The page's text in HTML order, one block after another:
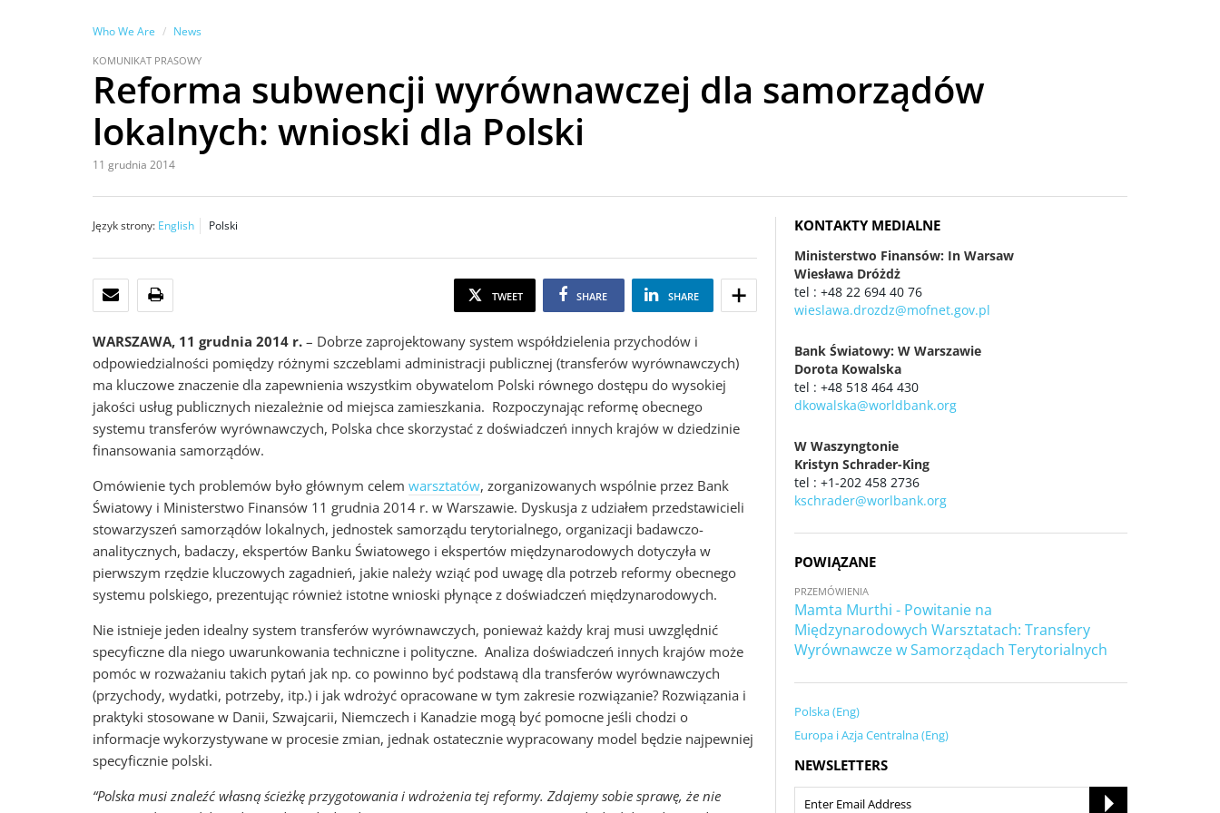
Who We Are News
KOMUNIKAT PRASOWY
Reforma subwencji wyrównawczej dla samorządów
lokalnych: wnioski dla Polski
11 grudnia 2014
Język strony: English Polski
E-MAIL TWEET SHARE SHARE
WARSZAWA, 11 grudnia 2014 r. – Dobrze zaprojektowany system współdzielenia przychodów i
odpowiedzialności pomiędzy różnymi szczeblami administracji publicznej (transferów wyrównawczych)
ma kluczowe znaczenie dla zapewnienia wszystkim obywatelom Polski równego dostępu do wysokiej
jakości usług publicznych niezależnie od miejsca zamieszkania. Rozpoczynając reformę obecnego
systemu transferów wyrównawczych, Polska chce skorzystać z doświadczeń innych krajów w dziedzinie
finansowania samorządów.
Omówienie tych problemów było głównym celem warsztatów, zorganizowanych wspólnie przez Bank
Światowy i Ministerstwo Finansów 11 grudnia 2014 r. w Warszawie. Dyskusja z udziałem przedstawicieli
stowarzyszeń samorządów lokalnych, jednostek samorządu terytorialnego, organizacji badawczo-
analitycznych, badaczy, ekspertów Banku Światowego i ekspertów międzynarodowych dotyczyła w
pierwszym rzędzie kluczowych zagadnień, jakie należy wziąć pod uwagę dla potrzeb reformy obecnego
systemu polskiego, prezentując również istotne wnioski płynące z doświadczeń międzynarodowych.
Nie istnieje jeden idealny system transferów wyrównawczych, ponieważ każdy kraj musi uwzględnić
specyficzne dla niego uwarunkowania techniczne i polityczne. Analiza doświadczeń innych krajów może
pomóc w rozważaniu takich pytań jak np. co powinno być podstawą dla transferów wyrównawczych
(przychody, wydatki, potrzeby, itp.) i jak wdrożyć opracowane w tym zakresie rozwiązanie? Rozwiązania i
praktyki stosowane w Danii, Szwajcarii, Niemczech i Kanadzie mogą być pomocne jeśli chodzi o
informacje wykorzystywane w procesie zmian, jednak ostatecznie wypracowany model będzie najpewniej
specyficznie polski.
“Polska musi znaleźć własną ścieżkę przygotowania i wdrożenia tej reformy. Zdajemy sobie sprawę, że nie
KONTAKTY MEDIALNE
Ministerstwo Finansów: In Warsaw
Wiesława Dróżdż
tel : +48 22 694 40 76
wieslawa.drozdz@mofnet.gov.pl
Bank Światowy: W Warszawie
Dorota Kowalska
tel : +48 518 464 430
dkowalska@worldbank.org
W Waszyngtonie
Kristyn Schrader-King
tel : +1-202 458 2736
kschrader@worlbank.org
POWIĄZANE
PRZEMÓWIENIA
Mamta Murthi - Powitanie na
Międzynarodowych Warsztatach: Transfery
Wyrównawcze w Samorządach Terytorialnych
Polska (Eng)
Europa i Azja Centralna (Eng)
NEWSLETTERS